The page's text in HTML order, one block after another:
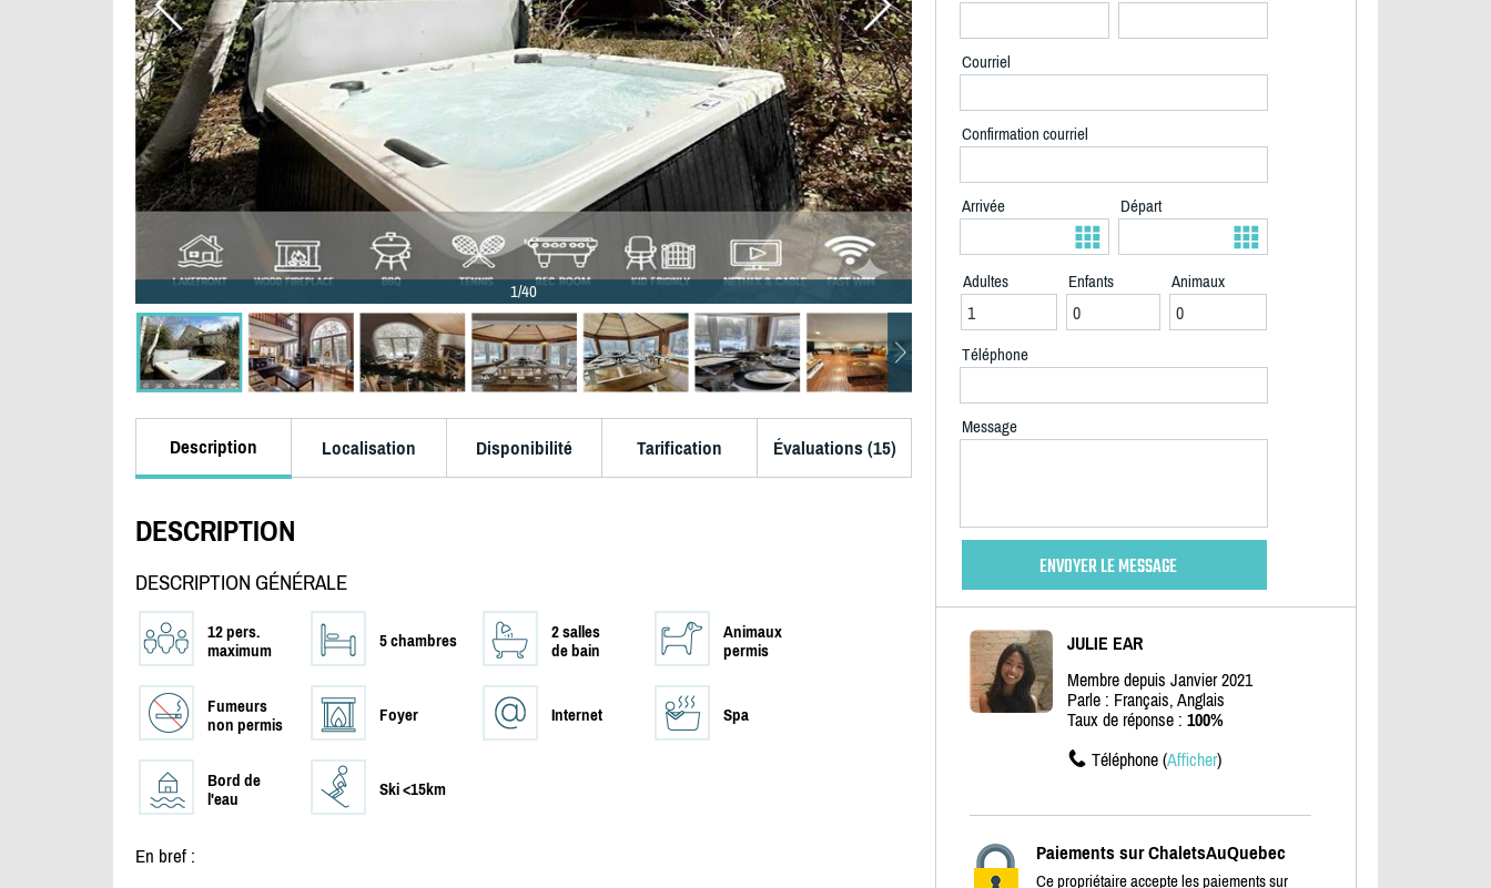
1/40 Rez-de-chaussé - 2/40
Description Localisation Disponibilité Tarification Évaluations (15)
DESCRIPTION
DESCRIPTION GÉNÉRALE
12 pers.
maximum
5 chambres
2 salles
de bain
Animaux
permis
Fumeurs
non permis
Foyer Internet Spa
Bord de
l'eau
Ski <15km
En bref :
Courriel
Confirmation courriel
Arrivée Départ
Adultes Enfants Animaux
Téléphone
Message
JULIE EAR
Membre depuis Janvier 2021
Parle : Français, Anglais
Taux de réponse : 100%
Téléphone (Afficher)
Paiements sur ChaletsAuQuebec
Ce propriétaire accepte les paiements sur